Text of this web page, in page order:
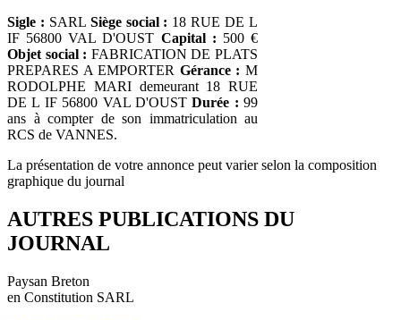
Sigle : SARL Siège social : 18 RUE DE L
IF 56800 VAL D'OUST Capital : 500 €
Objet social : FABRICATION DE PLATS
PREPARES A EMPORTER Gérance : M
RODOLPHE MARI demeurant 18 RUE
DE L IF 56800 VAL D'OUSTDurée : 99
ans à compter de son immatriculation au
RCS de VANNES.
La présentation de votre annonce peut varier selon la composition
graphique du journal
AUTRES PUBLICATIONS DU
JOURNAL
Paysan Breton
en Constitution SARL